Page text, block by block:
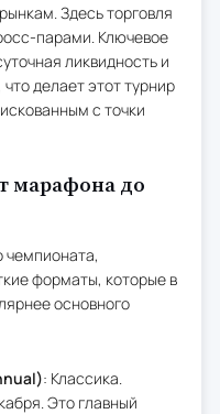
Здесь торговля
парами. Ключевое
ликвидность и
делает этот турнир
с точки
марафона до
чемпионата,
форматы, которые в
основного
: Классика.
Это главный